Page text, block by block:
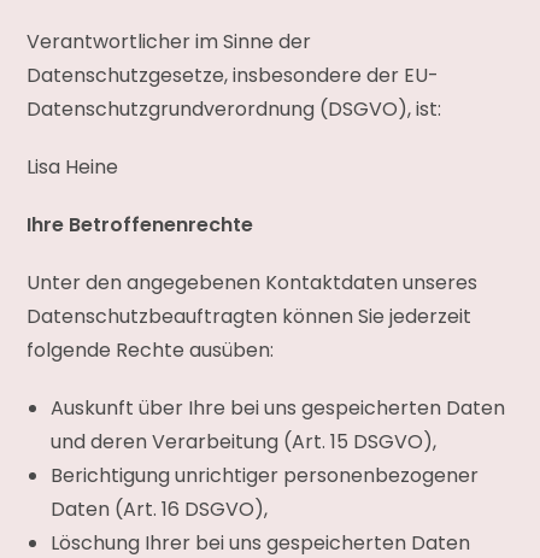
Verantwortlicher im Sinne der
Datenschutzgesetze, insbesondere der EU-
Datenschutzgrundverordnung (DSGVO), ist:
Lisa Heine
Ihre Betroffenenrechte
Unter den angegebenen Kontaktdaten unseres
Datenschutzbeauftragten können Sie jederzeit
folgende Rechte ausüben:
Auskunft über Ihre bei uns gespeicherten Daten
und deren Verarbeitung (Art. 15 DSGVO),
Berichtigung unrichtiger personenbezogener
Daten (Art. 16 DSGVO),
Löschung Ihrer bei uns gespeicherten Daten